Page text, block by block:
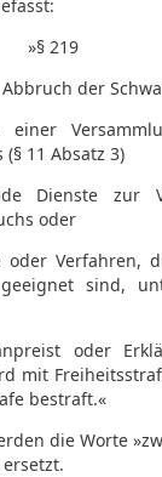
»§ 219
der
11 Absatz 3)
Dienste zur
oder
oder Verfahren,
sind,
oder
mit
bestraft.«
die Worte